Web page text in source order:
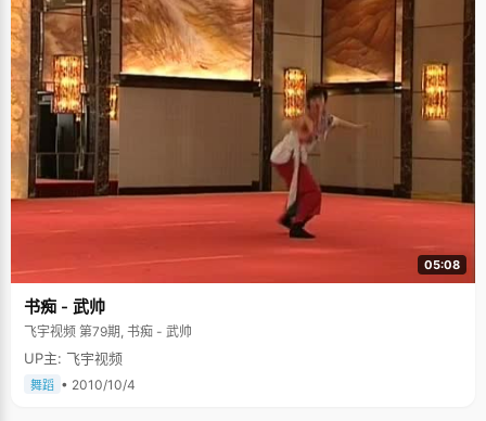
05:08
书痴 - 武帅
飞宇视频 第79期, 书痴 - 武帅
UP主: 飞宇视频
舞蹈 • 2010/10/4